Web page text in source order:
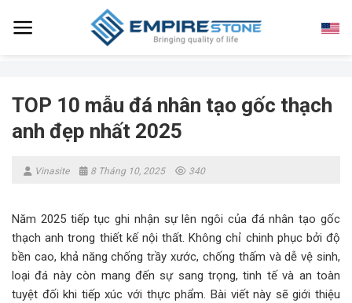
TOP 10 mẫu đá nhân tạo gốc thạch
anh đẹp nhất 2025
Vinasite 8 Tháng 10, 2025 340
Năm 2025 tiếp tục ghi nhận sự lên ngôi của đá nhân tạo gốc
thạch anh trong thiết kế nội thất. Không chỉ chinh phục bởi độ
bền cao, khả năng chống trầy xước, chống thấm và dễ vệ sinh,
loại đá này còn mang đến sự sang trọng, tinh tế và an toàn
tuyệt đối khi tiếp xúc với thực phẩm. Bài viết này sẽ giới thiệu